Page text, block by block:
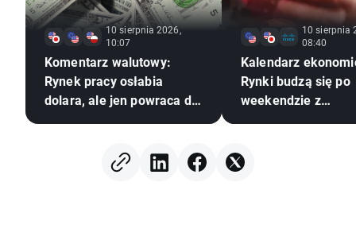
10 sierpnia 2026,
10:07
Komentarz walutowy:
Rynek pracy osłabia
dolara, ale jen powraca do
10 sierpnia
08:40
Kalendarz
Rynki budzą się po
weekendzie z